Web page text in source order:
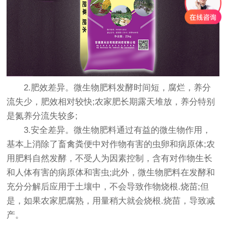
2.肥效差异。微生物肥料发酵时间短，腐烂，养分
流失少，肥效相对较快;农家肥长期露天堆放，养分特别
是氮养分流失较多;
3.安全差异。微生物肥料通过有益的微生物作用，
基本上消除了畜禽粪便中对作物有害的虫卵和病原体;农
用肥料自然发酵，不受人为因素控制，含有对作物生长
和人体有害的病原体和害虫;此外，微生物肥料在发酵和
充分分解后应用于土壤中，不会导致作物烧根.烧苗;但
是，如果农家肥腐熟，用量稍大就会烧根.烧苗，导致减
产。